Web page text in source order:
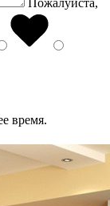
Пожалуйста,
время.